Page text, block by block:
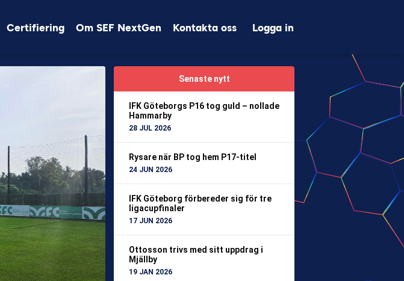
Certifiering Om SEF NextGen Kontakta oss Logga in
Senaste nytt
IFK Göteborgs P16 tog guld – nollade
Hammarby
28 JUL 2026
Rysare när BP tog hem P17-titel
24 JUN 2026
IFK Göteborg förbereder sig för tre
ligacupfinaler
17 JUN 2026
Ottosson trivs med sitt uppdrag i
Mjällby
19 JAN 2026